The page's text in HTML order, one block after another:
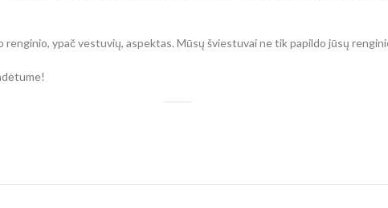
ypač vestuvių, aspektas. Mūsų šviestuvai ne tik papildo jūsų